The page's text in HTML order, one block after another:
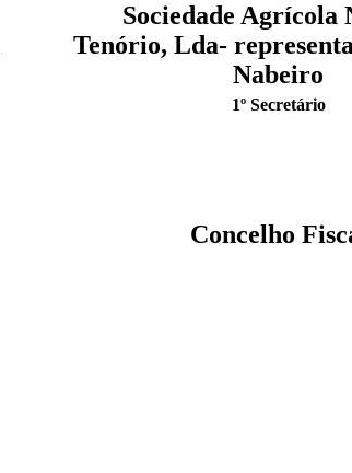
Sociedade Agrícola
Tenório, Lda-
Nabeiro
1º Secretário
Concelho